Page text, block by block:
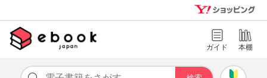
ガイド 本棚